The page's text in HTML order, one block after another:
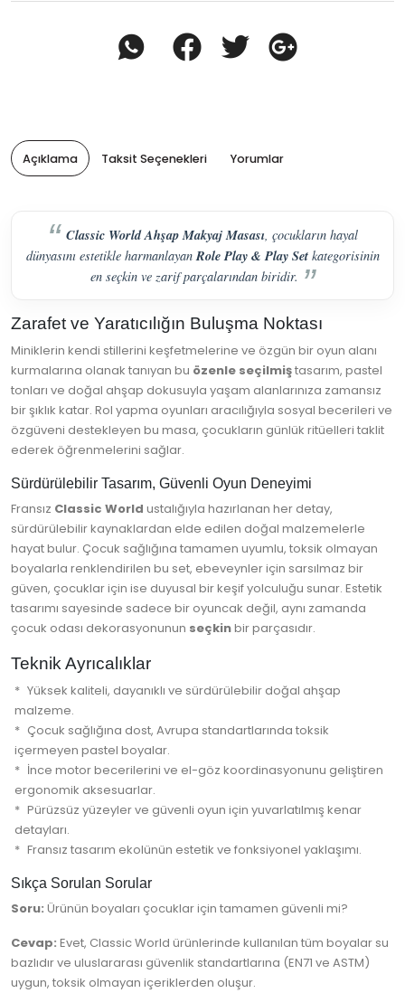
Açıklama Taksit Seçenekleri Yorumlar
Classic World Ahşap Makyaj Masası, çocukların hayal
dünyasını estetikle harmanlayanRole Play & Play Setkategorisinin
en seçkin ve zarif parçalarından biridir.
Zarafet ve Yaratıcılığın Buluşma Noktası
Miniklerin kendi stillerini keşfetmelerine ve özgün bir oyun alanı
kurmalarına olanak tanıyan bu özenle seçilmiştasarım, pastel
tonları ve doğal ahşap dokusuyla yaşam alanlarınıza zamansız
bir şıklık katar. Rol yapma oyunları aracılığıyla sosyal becerileri ve
özgüveni destekleyen bu masa, çocukların günlük ritüelleri taklit
ederek öğrenmelerini sağlar.
Sürdürülebilir Tasarım, Güvenli Oyun Deneyimi
Fransız Classic World ustalığıyla hazırlanan her detay,
sürdürülebilir kaynaklardan elde edilen doğal malzemelerle
hayat bulur. Çocuk sağlığına tamamen uyumlu, toksik olmayan
boyalarla renklendirilen bu set, ebeveynler için sarsılmaz bir
güven, çocuklar için ise duyusal bir keşif yolculuğu sunar. Estetik
tasarımı sayesinde sadece bir oyuncak değil, aynı zamanda
çocuk odası dekorasyonunun seçkinbir parçasıdır.
Teknik Ayrıcalıklar
Yüksek kaliteli, dayanıklı ve sürdürülebilir doğal ahşap
malzeme.
Çocuk sağlığına dost, Avrupa standartlarında toksik
içermeyen pastel boyalar.
İnce motor becerilerini ve el-göz koordinasyonunu geliştiren
ergonomik aksesuarlar.
Pürüzsüz yüzeyler ve güvenli oyun için yuvarlatılmış kenar
detayları.
Fransız tasarım ekolünün estetik ve fonksiyonel yaklaşımı.
Sıkça Sorulan Sorular
Soru: Ürünün boyaları çocuklar için tamamen güvenli mi?
Cevap: Evet, Classic World ürünlerinde kullanılan tüm boyalar su
bazlıdır ve uluslararası güvenlik standartlarına (EN71 ve ASTM)
uygun, toksik olmayan içeriklerden oluşur.